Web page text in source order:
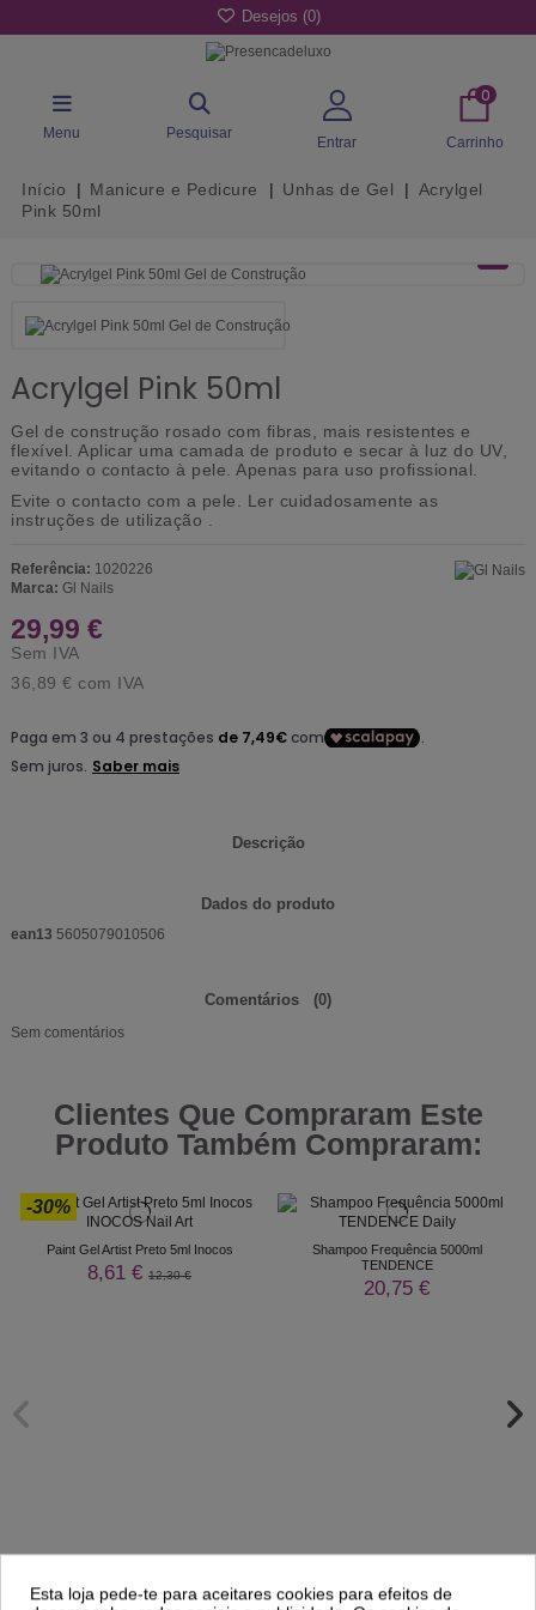
Desejos (0)
Menu Pesquisar
Entrar
0
Carrinho
Início Manicure e Pedicure Unhas de Gel
Acrylgel
Pink 50ml
Acrylgel Pink 50ml
Gel de construção rosado com fibras, mais resistentes e
flexível. Aplicar uma camada de produto e secar à luz do UV,
evitando o contacto à pele. Apenas para uso profissional.
Evite o contacto com a pele. Ler cuidadosamente as
instruções de utilização .
Referência: 1020226
Marca: Gl Nails
29,99 €
Sem IVA
36,89 € com IVA
Descrição
Dados do produto
ean13 5605079010506
Comentários (0)
Sem comentários
Clientes Que Compraram Este
Produto Também Compraram:
-30%
Paint Gel Artist Preto 5ml Inocos
8,61 € 12,30 €
Shampoo Frequência 5000ml
TENDENCE
20,75 €
Esta loja pede-te para aceitares cookies para efeitos de